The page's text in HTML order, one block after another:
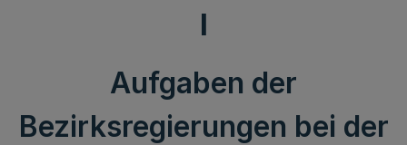
I
Aufgaben der
Bezirksregierungen bei der